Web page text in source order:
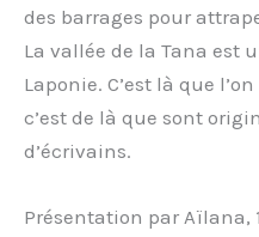
des barrages pour
La vallée de la Tana est
Laponie. C’est là que
c’est de là que sont
d’écrivains.
Présentation par Aïlana,